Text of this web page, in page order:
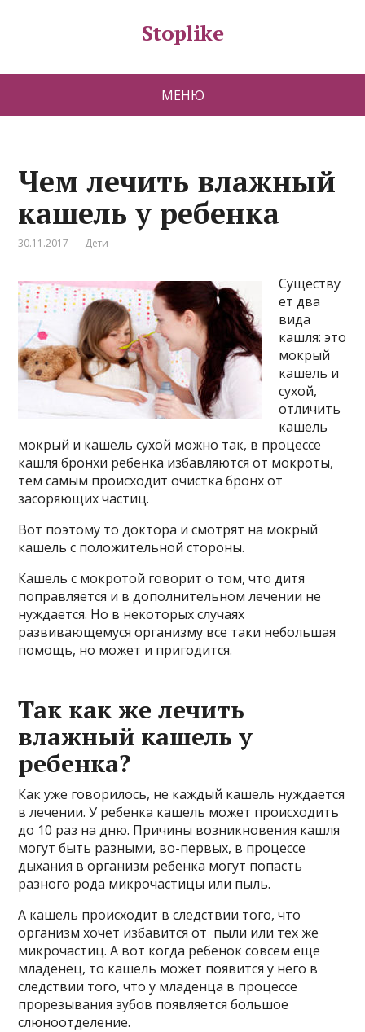
Stoplike
МЕНЮ
Чем лечить влажный
кашель у ребенка
30.11.2017 Дети
Существу
ет два
вида
кашля: это
мокрый
кашель и
сухой,
отличить
кашель
мокрый и кашель сухой можно так, в процессе
кашля бронхи ребенка избавляются от мокроты,
тем самым происходит очистка бронх от
засоряющих частиц.
Вот поэтому то доктора и смотрят на мокрый
кашель с положительной стороны.
Кашель с мокротой говорит о том, что дитя
поправляется и в дополнительном лечении не
нуждается. Но в некоторых случаях
развивающемуся организму все таки небольшая
помощь, но может и пригодится.
Так как же лечить
влажный кашель у
ребенка?
Как уже говорилось, не каждый кашель нуждается
в лечении. У ребенка кашель может происходить
до 10 раз на дню. Причины возникновения кашля
могут быть разными, во-первых, в процессе
дыхания в организм ребенка могут попасть
разного рода микрочастицы или пыль.
А кашель происходит в следствии того, что
организм хочет избавится от пыли или тех же
микрочастиц. А вот когда ребенок совсем еще
младенец, то кашель может появится у него в
следствии того, что у младенца в процессе
прорезывания зубов появляется большое
слюноотделение.